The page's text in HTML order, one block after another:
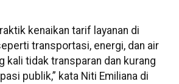
kenaikan tarif layanan di
transportasi, energi, dan air
kali tidak transparan dan kurang
publik,” kata Niti Emiliana di